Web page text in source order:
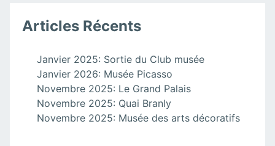
Articles Récents
Janvier 2025: Sortie du Club musée
Janvier 2026: Musée Picasso
Novembre 2025: Le Grand Palais
Novembre 2025: Quai Branly
Novembre 2025: Musée des arts décoratifs